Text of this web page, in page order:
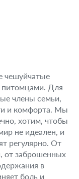
чешуйчатые
питомцами. Для
члены семьи,
и комфорта. Мы
хотим, чтобы
не идеален, и
регулярно. От
от заброшенных
в
боль и